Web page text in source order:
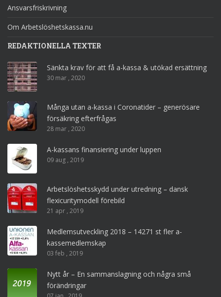
Ansvarsfriskrivning
Om Arbetslöshetskassa.nu
REDAKTIONELLA TEXTER
Sänkta krav för att få a-kassa & utökad ersättning
30 mar , 2020
Många utan a-kassa i Coronatider – generösare
försäkring efterfrågas
28 mar , 2020
A-kassans finansiering under luppen
09 aug , 2019
Arbetslöshetsskydd under utredning – dansk
flexicuritymodell förebild
21 apr , 2019
Medlemsutveckling 2018 – 14271 st fler a-
kassemedlemskap
03 feb , 2019
Nytt år – En sammanslagning och några små
förändringar